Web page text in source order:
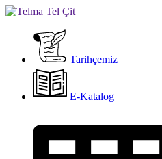
Tarihçemiz
E-Katalog